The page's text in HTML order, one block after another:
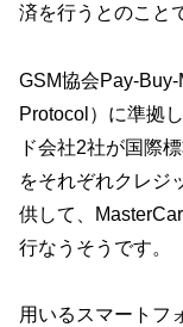
済を行うとのこと
GSM協会Pay-
Protocol）に準拠
ド会社2社が国際
をそれぞれクレジ
供して、
行なうそうです。
用いるスマートフ